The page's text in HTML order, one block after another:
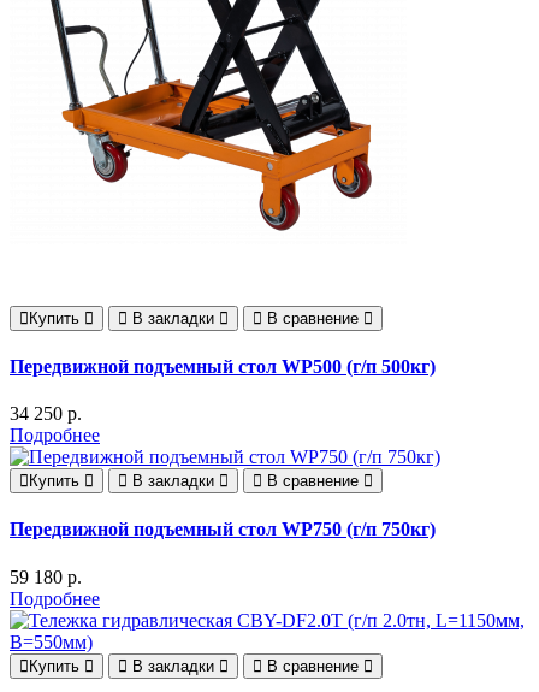
Купить В закладки В сравнение
Передвижной подъемный стол WP500 (г/п 500кг)
34 250 р.
Подробнее
Купить В закладки В сравнение
Передвижной подъемный стол WP750 (г/п 750кг)
59 180 р.
Подробнее
Купить В закладки В сравнение